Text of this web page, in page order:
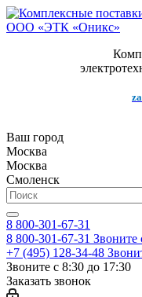
Ваш город
Москва
Москва
Смоленск
8 800-301-67-31
8 800-301-67-31 Звоните
+7 (495) 128-34-48
Звоните с 8:30 до 17:30
Заказать звонок